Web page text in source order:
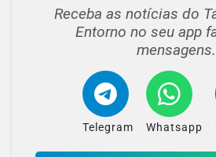
Receba as notícias do
Entorno no seu app
mensagens.
Telegram Whatsapp